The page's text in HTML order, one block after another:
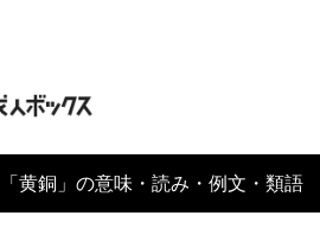
「黄銅」の意味・読み・例文・類語